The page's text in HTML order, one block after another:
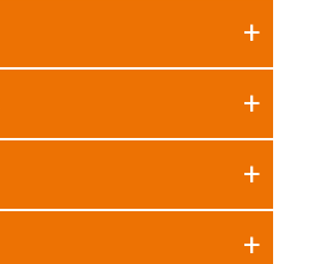
+
+
+
+